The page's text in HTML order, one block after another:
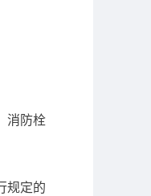
消防栓
规定的